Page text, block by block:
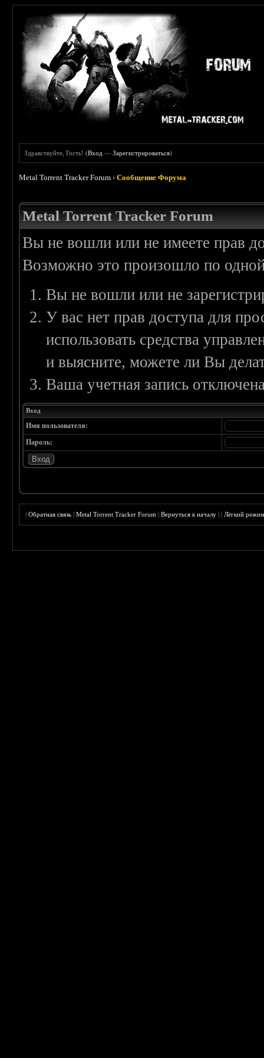
Здравствуйте, Гость! (Вход —Зарегистрироваться)
Metal Torrent Tracker Forum ›Сообщение Форума
Metal Torrent Tracker Forum
Вы не вошли или не имеете прав
Возможно это произошло по
Вы не вошли или не
У вас нет прав доступа для
использовать средства
и выясните, можете ли Вы
Ваша учетная запись
Вход
Имя пользователя:
Пароль:
|Обратная связь |Metal Torrent Tracker Forum |Вернуться к началу ||Лёгкий